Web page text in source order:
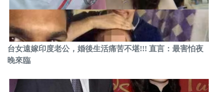
台女遠嫁印度老公，婚後生活痛苦不堪!!! 直言：最害怕夜
晚來臨